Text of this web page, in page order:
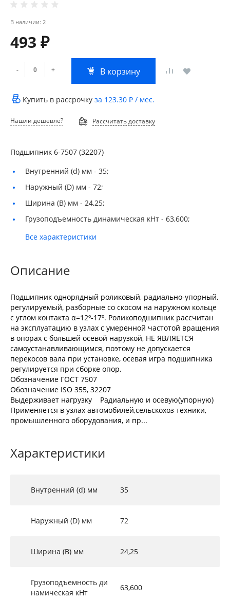
В наличии: 2
493 ₽
- + В корзину
Купить в рассрочку за 123.30 ₽ / мес.
Нашли дешевле? Рассчитать доставку
Подшипник 6-7507 (32207)
Внутренний (d) мм - 35;
Наружный (D) мм - 72;
Ширина (B) мм - 24,25;
Грузоподъемность динамическая кНт - 63,600;
Все характеристики
Описание
Подшипник однорядный роликовый, радиально-упорный,
регулируемый, разборные со скосом на наружном кольце
с углом контакта α=12º-17º. Роликоподшипник рассчитан
на эксплуатацию в узлах с умеренной частотой вращения
в опорах с большей осевой нарузкой, НЕ ЯВЛЯЕТСЯ
самоустанавливающимся, поэтому не допускается
перекосов вала при установке, осевая игра подшипника
регулируется при сборке опор.
Обозначение ГОСТ 7507
Обозначение ISO 355, 32207
Выдерживает нагрузку Радиальную и осевую(упорную)
Применяется в узлах автомобилей,сельскохоз техники,
промышленного оборудования, и пр...
Характеристики
Внутренний (d) мм 35
Наружный (D) мм 72
Ширина (B) мм 24,25
Грузоподъемность ди
намическая кНт
63,600